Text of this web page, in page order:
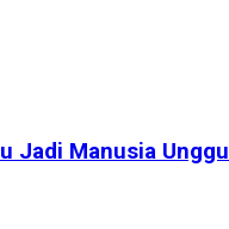
Jadi Manusia Unggul